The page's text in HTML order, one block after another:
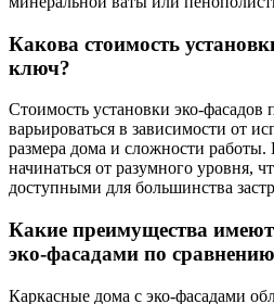
Какова стоимость
ключ?
Стоимость установки эко-
варьироваться в зависимости от
размера дома и сложности
начинаться от разумного уровня,
доступными для большинства
Какие преимущества
эко-фасадами по
Каркасные дома с эко-фасадами